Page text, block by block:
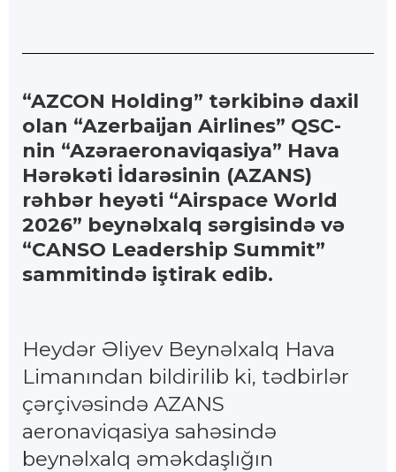
“AZCON Holding” tərkibinə daxil
olan “Azerbaijan Airlines” QSC-
nin “Azəraeronaviqasiya” Hava
Hərəkəti İdarəsinin (AZANS)
rəhbər heyəti “Airspace World
2026” beynəlxalq sərgisində və
“CANSO Leadership Summit”
sammitində iştirak edib.
Heydər Əliyev Beynəlxalq Hava
Limanından bildirilib ki, tədbirlər
çərçivəsində AZANS
aeronaviqasiya sahəsində
beynəlxalq əməkdaşlığın